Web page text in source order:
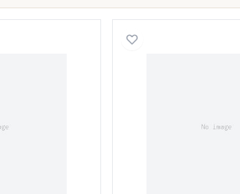
Cordon lisse noir doré Habrouk Jana